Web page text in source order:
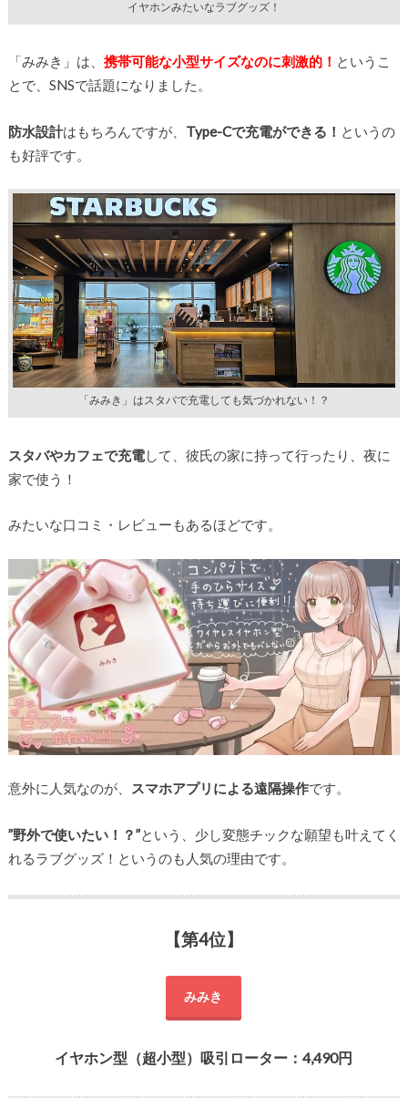
イヤホンみたいなラブグッズ！
「みみき」は、 携帯可能な小型サイズなのに刺激的！ というこ
とで、SNSで話題になりました。
防水設計はもちろんですが、 Type-Cで充電ができる！ というの
も好評です。
「みみき」はスタバで充電しても気づかれない！？
スタバやカフェで充電して、彼氏の家に持って行ったり、夜に
家で使う！
みたいな口コミ・レビューもあるほどです。
意外に人気なのが、 スマホアプリによる遠隔操作です。
”野外で使いたい！？”という、少し変態チックな願望も叶えてく
れるラブグッズ！というのも人気の理由です。
【第4位】
みみき
イヤホン型（超小型）吸引ローター：4,490円